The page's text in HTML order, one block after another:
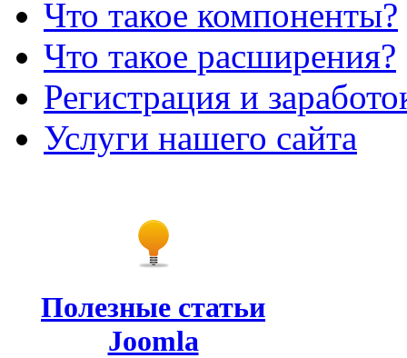
Что такое компоненты?
Что такое расширения?
Регистрация и
Услуги нашего сайта
Полезные статьи
Joomla